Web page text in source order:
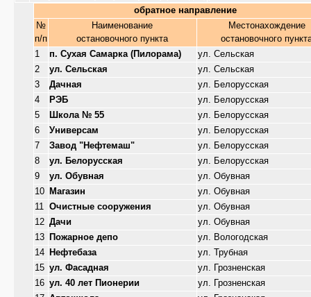
обратное направление
№
п/п
Наименование
остановочного пункта
Местонахождение
остановочного
1
п. Сухая Самарка (Пилорама)
ул. Сельская
2
ул. Сельская
ул. Сельская
3
Дачная
ул. Белорусская
4
РЭБ
ул. Белорусская
5
Школа № 55
ул. Белорусская
6
Универсам
ул. Белорусская
7
Завод "Нефтемаш"
ул. Белорусская
8
ул. Белорусская
ул. Белорусская
9
ул. Обувная
ул. Обувная
10
Магазин
ул. Обувная
11
Очистные сооружения
ул. Обувная
12 Дачи
ул. Обувная
13
Пожарное депо
ул. Вологодская
14
Нефтебаза
ул. Трубная
15 ул. Фасадная
ул. Грозненская
16 ул. 40 лет Пионерии
ул. Грозненская